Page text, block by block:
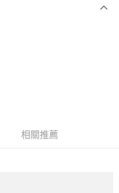
相關推薦